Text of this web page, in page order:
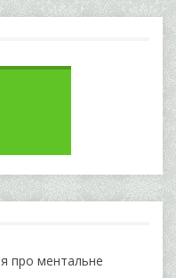
про ментальне